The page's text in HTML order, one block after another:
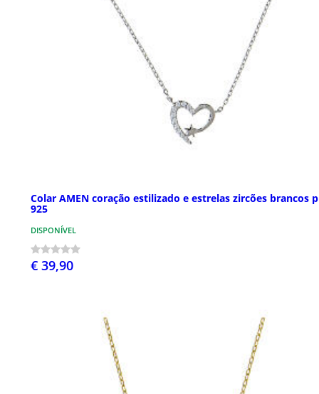
Colar AMEN coração estilizado e estrelas zircões brancos
925
DISPONÍVEL
€ 39,90